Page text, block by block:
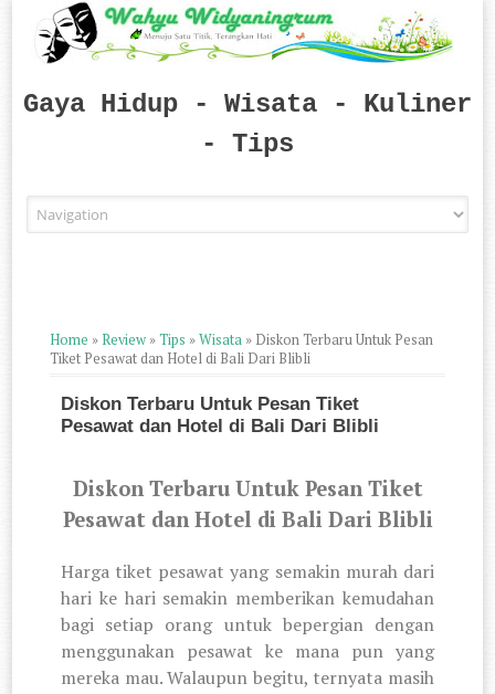
Gaya Hidup - Wisata - Kuliner
- Tips
Home » Review»Tips »Wisata » Diskon Terbaru Untuk Pesan
Tiket Pesawat dan Hotel di Bali Dari Blibli
Diskon Terbaru Untuk Pesan Tiket
Pesawat dan Hotel di Bali Dari Blibli
Diskon Terbaru Untuk Pesan Tiket
Pesawat dan Hotel di Bali Dari Blibli
Harga tiket pesawat yang semakin murah dari
hari ke hari semakin memberikan kemudahan
bagi setiap orang untuk bepergian dengan
menggunakan pesawat ke mana pun yang
mereka mau. Walaupun begitu, ternyata masih